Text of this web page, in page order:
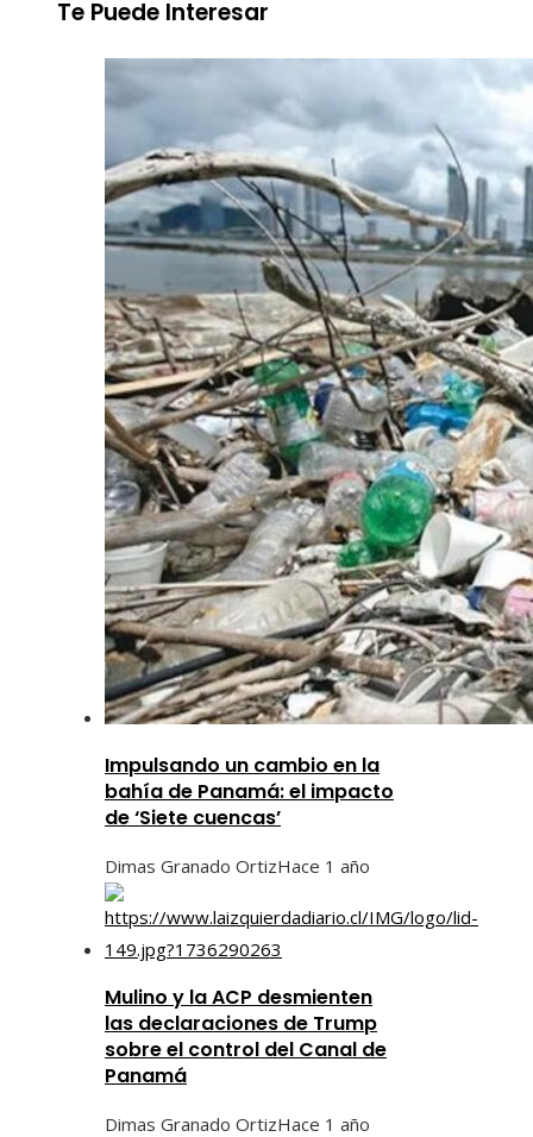
Te Puede Interesar
Impulsando un cambio en la
bahía de Panamá: el impacto
de ‘Siete cuencas’
Dimas Granado OrtizHace 1 año
Mulino y la ACP desmienten
las declaraciones de Trump
sobre el control del Canal de
Panamá
Dimas Granado OrtizHace 1 año